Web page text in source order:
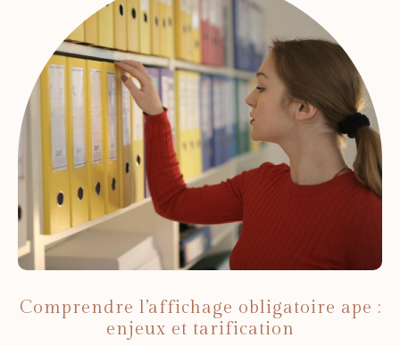
Comprendre l’affichage obligatoire ape :
enjeux et tarification